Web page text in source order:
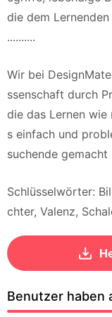
die dem
..........
Wir bei
ssenschaft durch
die das Lernen
s einfach und
suchende gemacht
Schlüsselwörter:
chter, Valenz,
Benutzer haben